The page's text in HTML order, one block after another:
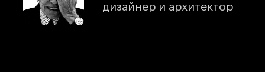
дизайнер и архитектор